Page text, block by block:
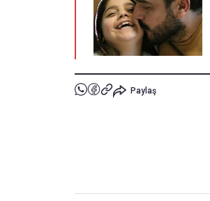
Paylaş